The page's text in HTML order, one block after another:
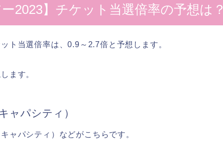
2023】チケット当選倍率の予想は？
ト当選倍率は、0.9～2.7倍と予想します。
ます。
ャパシティ）
ャパシティ）などがこちらです。